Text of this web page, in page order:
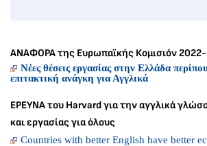
ΑΝΑΦΟΡΑ της Ευρωπαϊκής Κομισιόν
Νέες θέσεις εργασίας στην Ελλάδα
επιτακτική ανάγκη για Αγγλικά
ΕΡΕΥΝΑ του Harvard για την αγγλικά
και εργασίας για όλους
Countries with better English have better